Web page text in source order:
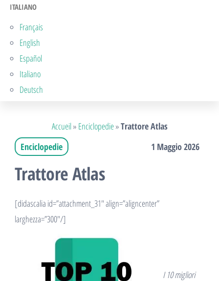
ITALIANO
Français
English
Español
Italiano
Deutsch
Accueil» Enciclopedie»Trattore Atlas
Enciclopedie
1 Maggio 2026
Trattore Atlas
[didascalia id=”attachment_31″ align=”aligncenter”
larghezza=”300″/]
I 10 migliori